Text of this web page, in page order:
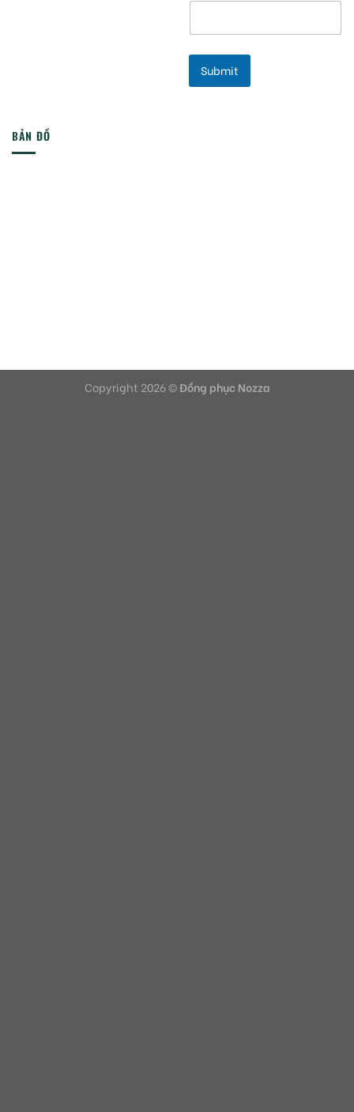
Submit
BẢN ĐỒ
Copyright 2026 ©Đồng phục Nozza